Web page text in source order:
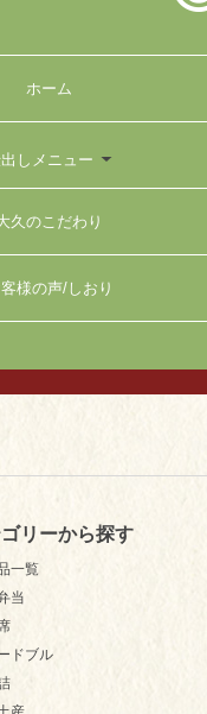
ホーム
しメニュー
久のこだわり
様の声/しおり
リーから探す
一覧
当
ドブル